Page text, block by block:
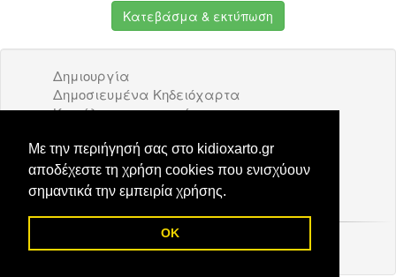
Με την περιήγησή σας στο kidioxarto.gr
αποδέχεστε τη χρήση cookies που ενισχύουν
σημαντικά την εμπειρία χρήσης.
OK
Ενα40/ημερο μνημόσυνο
δημιουργήθηκε στην
πριν από 3
ώρες
Κατεβάσμα & εκτύπωση
Δημιουργία
Δημοσιευμένα Κηδειόχαρτα
Κατάλογος επιχειρήσεων
Διαφήμιση
Επικοινωνία
© 2026 Kidioxarto.gr /Επικοινωνία